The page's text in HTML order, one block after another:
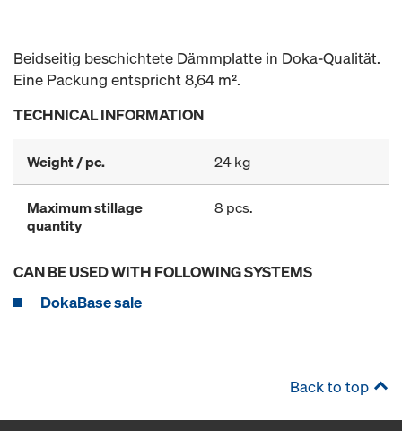
Beidseitig beschichtete Dämmplatte in Doka-Qualität.
Eine Packung entspricht 8,64 m².
TECHNICAL INFORMATION
Weight / pc. 24 kg
Maximum stillage
quantity
8 pcs.
CAN BE USED WITH FOLLOWING SYSTEMS
DokaBase sale
Back to top